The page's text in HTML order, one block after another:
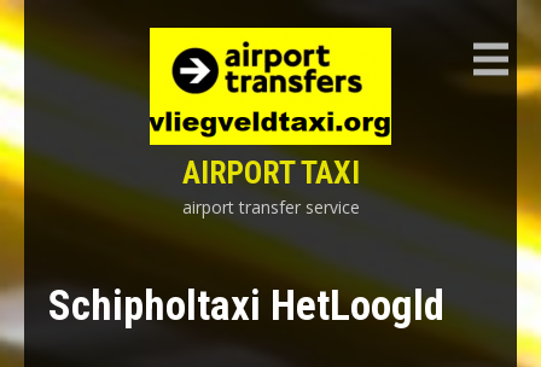
Skip
to
content
AIRPORT TAXI
airport transfer service
Schipholtaxi HetLoogld